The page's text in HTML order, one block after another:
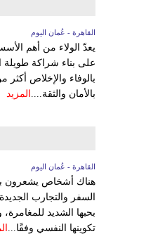
القاهرة - عُمان اليوم
يعدّ الولاء من أهم
على بناء شراكة طويلة
بالوفاء والإخلاص
بالأمان والثقة.... المزيد
القاهرة - عُمان اليوم
هناك أشخاص يشعرون
السفر والتجارب
بحبها الشديد
تكوينها النفسي وفقًا...